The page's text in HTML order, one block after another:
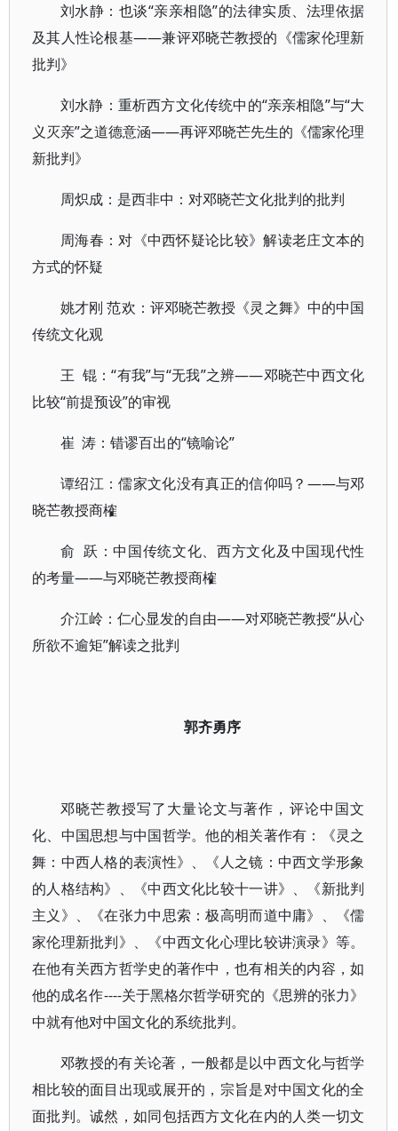
刘水静：也谈“亲亲相隐”的法律实质、法理依据
及其人性论根基——兼评邓晓芒教授的《儒家伦理新
批判》
刘水静：重析西方文化传统中的“亲亲相隐”与“大
义灭亲”之道德意涵——再评邓晓芒先生的《儒家伦理
新批判》
周炽成：是西非中：对邓晓芒文化批判的批判
周海春：对《中西怀疑论比较》解读老庄文本的
方式的怀疑
姚才刚 范欢：评邓晓芒教授《灵之舞》中的中国
传统文化观
王 锟：“有我”与“无我”之辨——邓晓芒中西文化
比较“前提预设”的审视
崔 涛：错谬百出的“镜喻论”
谭绍江：儒家文化没有真正的信仰吗？——与邓
晓芒教授商榷
俞 跃：中国传统文化、西方文化及中国现代性
的考量——与邓晓芒教授商榷
介江岭：仁心显发的自由——对邓晓芒教授“从心
所欲不逾矩”解读之批判
郭齐勇序
邓晓芒教授写了大量论文与著作，评论中国文
化、中国思想与中国哲学。他的相关著作有：《灵之
舞：中西人格的表演性》、《人之镜：中西文学形象
的人格结构》、《中西文化比较十一讲》、《新批判
主义》、《在张力中思索：极高明而道中庸》、《儒
家伦理新批判》、《中西文化心理比较讲演录》等。
在他有关西方哲学史的著作中，也有相关的内容，如
他的成名作----关于黑格尔哲学研究的《思辨的张力》
中就有他对中国文化的系统批判。
邓教授的有关论著，一般都是以中西文化与哲学
相比较的面目出现或展开的，宗旨是对中国文化的全
面批判。诚然，如同包括西方文化在内的人类一切文